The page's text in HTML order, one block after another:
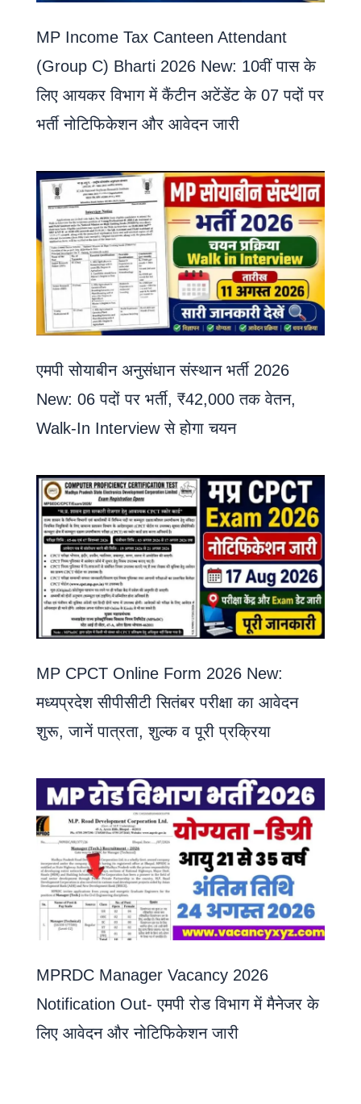
MP Income Tax Canteen Attendant
(Group C) Bharti 2026 New: 10वीं पास के
लिए आयकर विभाग में कैंटीन अटेंडेंट के 07 पदों पर
भर्ती नोटिफिकेशन और आवेदन जारी
एमपी सोयाबीन अनुसंधान संस्थान भर्ती 2026
New: 06 पदों पर भर्ती, ₹42,000 तक वेतन,
Walk-In Interview से होगा चयन
MP CPCT Online Form 2026 New:
मध्यप्रदेश सीपीसीटी सितंबर परीक्षा का आवेदन
शुरू, जानें पात्रता, शुल्क व पूरी प्रक्रिया
MPRDC Manager Vacancy 2026
Notification Out- एमपी रोड विभाग में मैनेजर के
लिए आवेदन और नोटिफिकेशन जारी